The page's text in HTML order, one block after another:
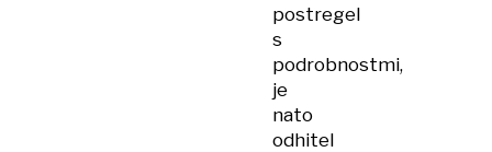
postregel
s
podrobnostmi,
je
nato
odhitel